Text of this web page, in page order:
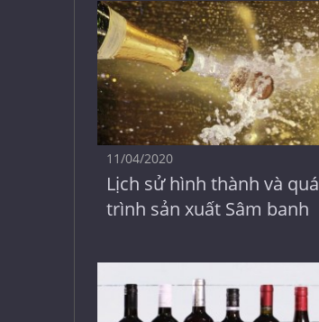
11/04/2020
Lịch sử hình thành và quá
trình sản xuất Sâm banh